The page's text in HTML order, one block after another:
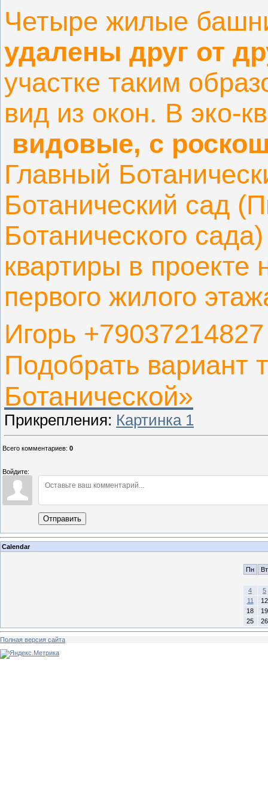
Четыре жилые
удалены друг от
участке таким
вид из окон. В эко-
видовые, с
Главный
Ботанический сад
Ботанического
квартиры в проекте
первого жилого
Игорь +79037214827
Подобрать вариант
Ботанической»
Прикрепления: Картинка 1
Всего комментариев: 0
Войдите:
Отправить
Calendar
Пн Вт
4
5
11
12
18
19
25
26
Полная версия сайта